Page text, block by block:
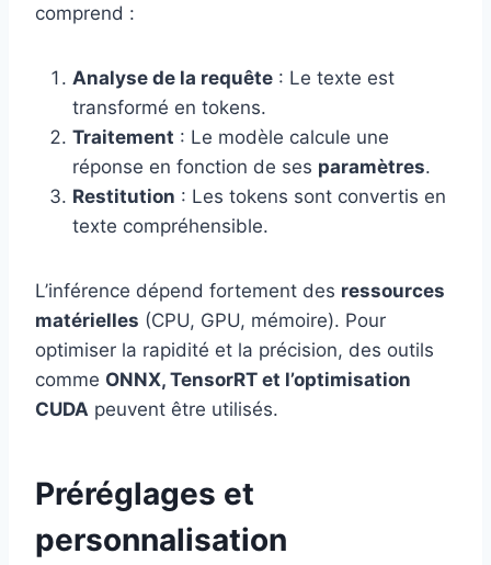
comprend :
Analyse de la requête : Le texte est
transformé en tokens.
Traitement : Le modèle calcule une
réponse en fonction de ses paramètres.
Restitution : Les tokens sont convertis en
texte compréhensible.
L’inférence dépend fortement des ressources
matérielles (CPU, GPU, mémoire). Pour
optimiser la rapidité et la précision, des outils
comme ONNX, TensorRT et l’optimisation
CUDA peuvent être utilisés.
Préréglages et
personnalisation